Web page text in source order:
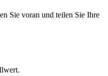
Sie voran und teilen Sie Ihre